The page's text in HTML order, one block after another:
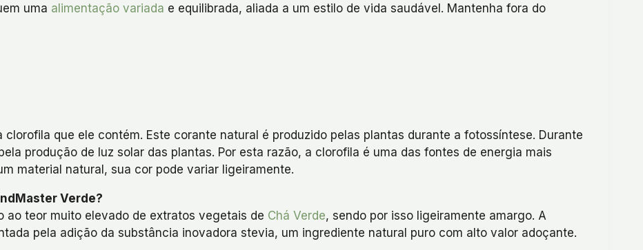
uma alimentação variada e equilibrada, aliada a um estilo de vida saudável. Mantenha fora do
que ele contém. Este corante natural é produzido pelas plantas durante a fotossíntese. Durante
produção de luz solar das plantas. Por esta razão, a clorofila é uma das fontes de energia mais
material natural, sua cor pode variar ligeiramente.
Verde?
ao teor muito elevado de extratos vegetais de Chá Verde, sendo por isso ligeiramente amargo. A
pela adição da substância inovadora stevia, um ingrediente natural puro com alto valor adoçante.